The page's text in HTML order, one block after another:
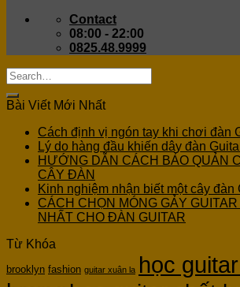
Contact
08:00 - 22:00
0825.48.9999
Bài Viết Mới Nhất
Cách định vị ngón tay khi chơi đàn
Lý do hàng đầu khiến dây đàn
HƯỚNG DẪN CÁCH BẢO QUẢN
CÂY ĐÀN
Kinh nghiệm nhận biết một cây đàn
CÁCH CHỌN MÓNG GẢY
NHẤT CHO ĐÀN GUITAR
Từ Khóa
brooklyn fashion guitar xuân la học